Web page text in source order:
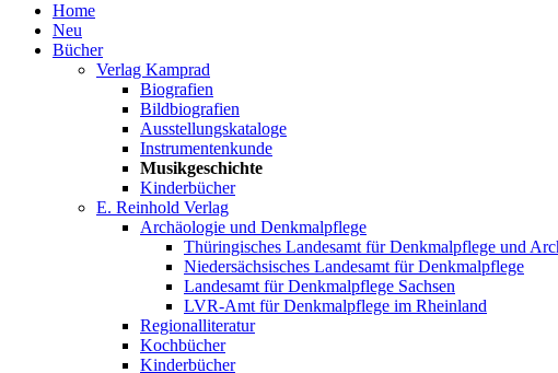
Home
Neu
Bücher
Verlag Kamprad
Biografien
Bildbiografien
Ausstellungskataloge
Instrumentenkunde
Musikgeschichte
Kinderbücher
E. Reinhold Verlag
Archäologie und Denkmalpflege
Thüringisches Landesamt für Denkmalpflege und
Niedersächsisches Landesamt für Denkmalpflege
Landesamt für Denkmalpflege Sachsen
LVR-Amt für Denkmalpflege im Rheinland
Regionalliteratur
Kochbücher
Kinderbücher